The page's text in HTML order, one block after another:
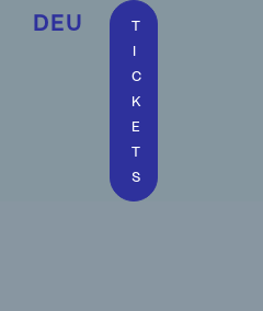
T
I
C
K
E
T
S
DEU